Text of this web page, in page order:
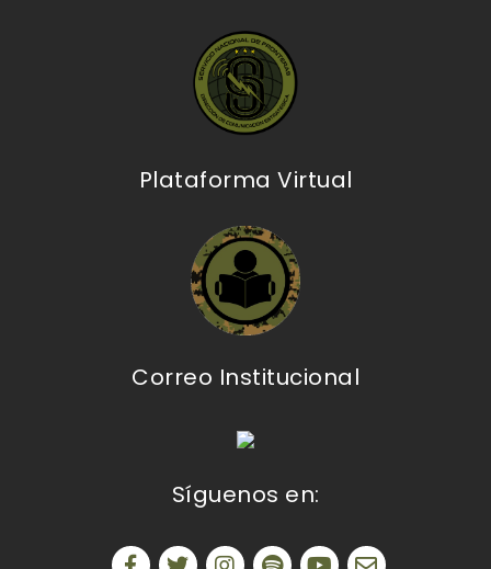
Plataforma Virtual
Correo Institucional
Síguenos en: